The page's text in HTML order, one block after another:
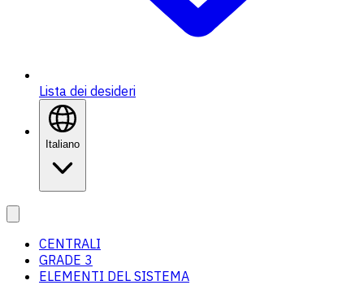
Lista dei desideri
Italiano
CENTRALI
GRADE 3
ELEMENTI DEL SISTEMA